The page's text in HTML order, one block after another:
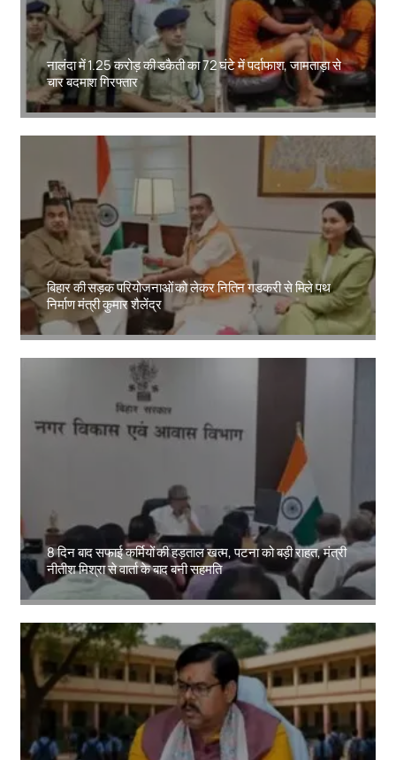
नालंदा में 1.25 करोड़ की डकैती का 72 घंटे में पर्दाफाश, जामताड़ा से
चार बदमाश गिरफ्तार
Amit Lekh
बिहार की सड़क परियोजनाओं को लेकर नितिन गडकरी से मिले पथ
निर्माण मंत्री कुमार शैलेंद्र
Amit Lekh
8 दिन बाद सफाई कर्मियों की हड़ताल खत्म, पटना को बड़ी राहत, मंत्री
नीतीश मिश्रा से वार्ता के बाद बनी सहमति
Amit Lekh